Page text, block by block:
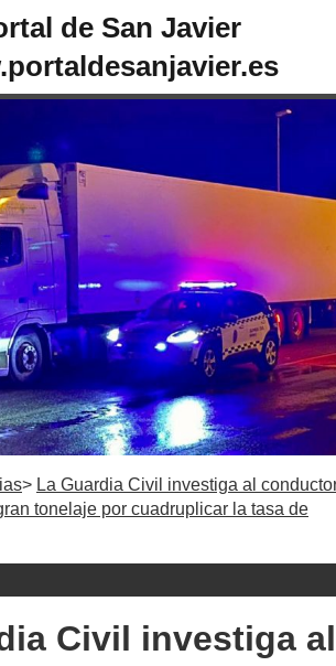
de San Javier
La Guardia Civil investiga al
tonelaje por cuadruplicar la tasa de
Civil investiga al